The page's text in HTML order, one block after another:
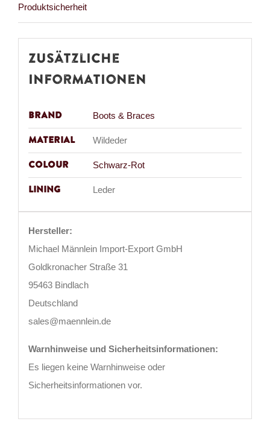
Produktsicherheit
Zusätzliche
Informationen
Brand Boots & Braces
Material Wildeder
Colour Schwarz-Rot
Lining Leder
Hersteller:
Michael Männlein Import-Export GmbH
Goldkronacher Straße 31
95463 Bindlach
Deutschland
sales@maennlein.de
Warnhinweise und Sicherheitsinformationen:
Es liegen keine Warnhinweise oder
Sicherheitsinformationen vor.